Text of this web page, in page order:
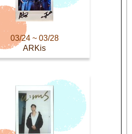
03/24 ~ 03/28
ARKis